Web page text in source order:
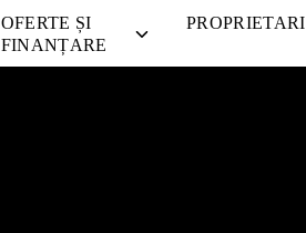
OFERTE ȘI
FINANȚARE
PROPRIETARI